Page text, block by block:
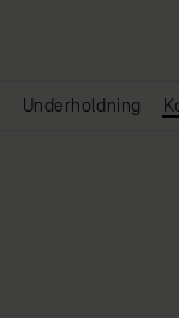
Underholdning